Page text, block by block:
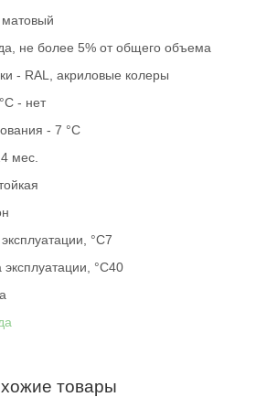
не более 5% от общего объема
- RAL, акриловые колеры
- нет
- 7 °С
мес.
°С7
°С40
товары